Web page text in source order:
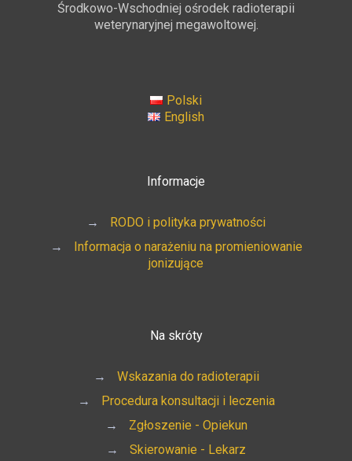
Środkowo-Wschodniej ośrodek radioterapii
weterynaryjnej megawoltowej.
Polski
English
Informacje
→
RODO i polityka prywatności
→
Informacja o narażeniu na promieniowanie
jonizujące
Na skróty
→
Wskazania do radioterapii
→
Procedura konsultacji i leczenia
→
Zgłoszenie - Opiekun
→
Skierowanie - Lekarz